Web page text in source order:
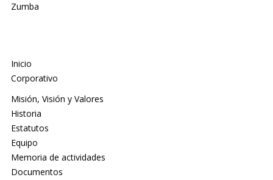
Zumba
Inicio
Corporativo
Misión, Visión y Valores
Historia
Estatutos
Equipo
Memoria de actividades
Documentos